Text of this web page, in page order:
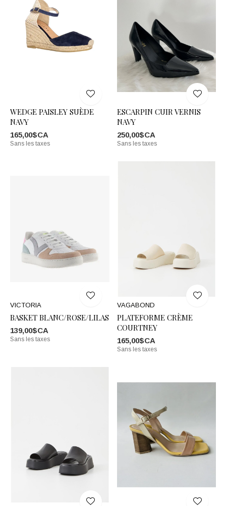
WEDGE PAISLEY SUÈDE
NAVY
165,00$CA
Sans les taxes
ESCARPIN CUIR VERNIS
NAVY
250,00$CA
Sans les taxes
VICTORIA
BASKET BLANC/ROSE/LILAS
139,00$CA
Sans les taxes
VAGABOND
PLATEFORME CRÈME
COURTNEY
165,00$CA
Sans les taxes